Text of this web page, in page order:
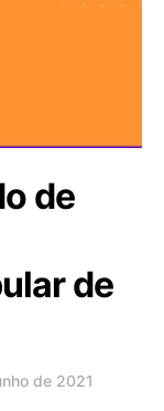
de
de
de 2021